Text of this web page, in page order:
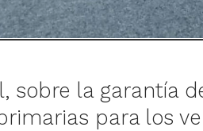
sobre la garantía
para los